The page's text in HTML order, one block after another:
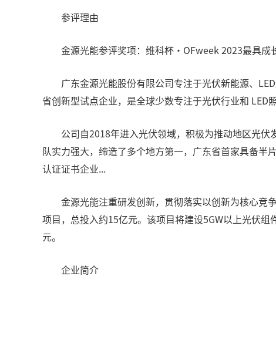
参评理由
金源光能参评奖项：维科杯·OFweek 2023最具成
广东金源光能股份有限公司专注于光伏新能源、LED
省创新型试点企业，是全球少数专注于光伏行业和 LED
公司自2018年进入光伏领域，积极为推动地区光伏
队实力强大，缔造了多个地方第一，广东省首家具备半
认证证书企业...
金源光能注重研发创新，贯彻落实以创新为核心竞争
项目，总投入约15亿元。该项目将建设5GW以上光伏
元。
企业简介